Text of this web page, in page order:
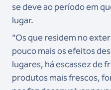
se deve ao período em
lugar.
“Os que residem no
pouco mais os efeitos
lugares, há escassez de
produtos mais frescos,